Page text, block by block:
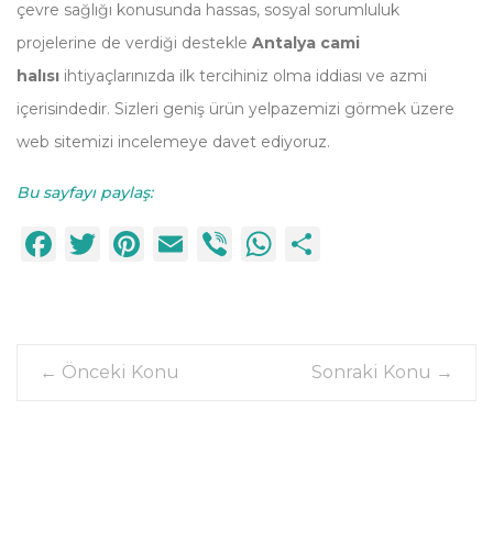
çevre sağlığı konusunda hassas, sosyal sorumluluk
projelerine de verdiği destekle Antalya cami
halısı ihtiyaçlarınızda ilk tercihiniz olma iddiası ve azmi
içerisindedir. Sizleri geniş ürün yelpazemizi görmek üzere
web sitemizi incelemeye davet ediyoruz.
Bu sayfayı paylaş:
Facebook
Twitter
Pinterest
EmailViberWhatsApp
← Önceki Konu Sonraki Konu →